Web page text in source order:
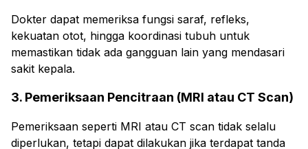
Dokter dapat memeriksa fungsi saraf, refleks,
kekuatan otot, hingga koordinasi tubuh untuk
memastikan tidak ada gangguan lain yang mendasari
sakit kepala.
3. Pemeriksaan Pencitraan (MRI atau CT Scan)
Pemeriksaan seperti MRI atau CT scan tidak selalu
diperlukan, tetapi dapat dilakukan jika terdapat tanda